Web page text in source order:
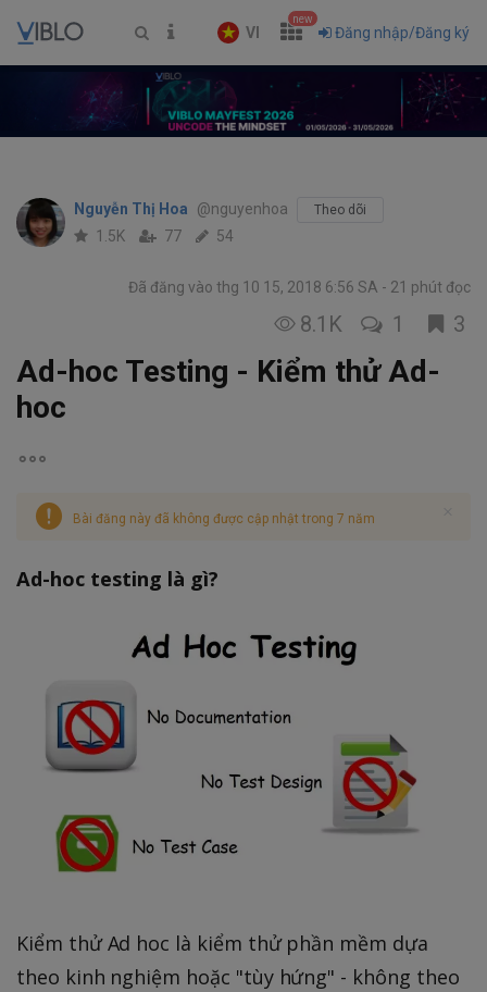
VI
new
Đăng nhập/Đăng ký
Nguyễn Thị Hoa @nguyenhoa Theo dõi
1.5K 77 54
Đã đăng vào thg 10 15, 2018 6:56 SA 21 phút đọc
8.1K 1 3
Ad-hoc Testing - Kiểm thử Ad-
hoc
Bài đăng này đã không được cập nhật trong 7 năm
Ad-hoc testing là gì?
Kiểm thử Ad hoc là kiểm thử phần mềm dựa
theo kinh nghiệm hoặc "tùy hứng" - không theo